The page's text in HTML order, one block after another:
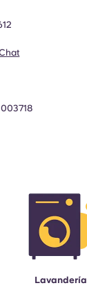
Lavandería